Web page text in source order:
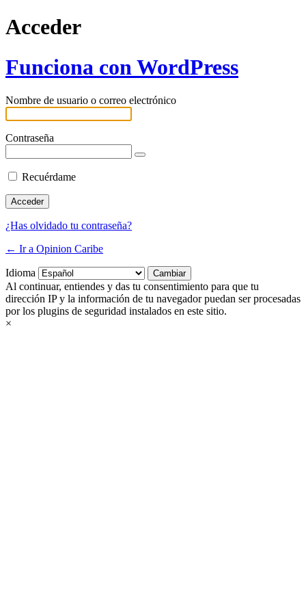
Acceder
Funciona con WordPress
Nombre de usuario o correo electrónico
Contraseña
Recuérdame
¿Has olvidado tu contraseña?
← Ir a Opinion Caribe
Idioma
Al continuar, entiendes y das tu consentimiento para que tu
dirección IP y la información de tu navegador puedan ser procesadas
por los plugins de seguridad instalados en este sitio.
×